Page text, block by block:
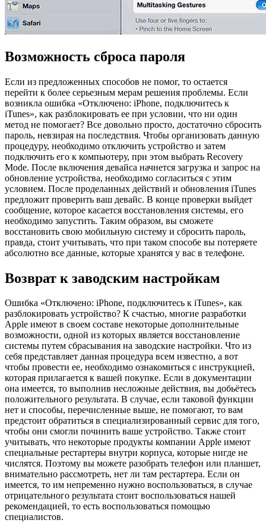
Возможность сброса пароля
Если из предложенных способов не помог, то остается
перейти к более серьезным мерам решения проблемы. Если
возникла ошибка «Отключено: iPhone, подключитесь к
iTunes», как разблокировать ее при условии, что ни один
метод не помогает? Все довольно просто, достаточно сбросить
пароль, невзирая на последствия. Чтобы организовать данную
процедуру, необходимо отключить устройство и затем
подключить его к компьютеру, при этом выбрать Recovery
Mode. После включения девайса начнется загрузка и запрос на
обновление устройства, необходимо согласиться с этим
условием. После проделанных действий и обновления iTunes
предложит проверить ваш девайс. В конце проверки выйдет
сообщение, которое касается восстановления системы, его
необходимо запустить. Таким образом, вы сможете
восстановить свою мобильную систему и сбросить пароль,
правда, стоит учитывать, что при таком способе вы потеряете
абсолютно все данные, которые хранятся у вас в телефоне.
Возврат к заводским настройкам
Ошибка «Отключено: iPhone, подключитесь к iTunes», как
разблокировать устройство? К счастью, многие разработки
Apple имеют в своем составе некоторые дополнительные
возможности, одной из которых является восстановление
системы путем сбрасывания на заводские настройки. Что из
себя представляет данная процедура всем известно, а вот
чтобы провести ее, необходимо ознакомиться с инструкцией,
которая прилагается к вашей покупке. Если в документации
она имеется, то выполнив несложные действия, вы добьётесь
положительного результата. В случае, если таковой функции
нет и способы, перечисленные выше, не помогают, то вам
предстоит обратиться в специализированный сервис для того,
чтобы они смогли починить ваше устройство. Также стоит
учитывать, что некоторые продукты компании Apple имеют
специальные рестартеры внутри корпуса, которые нигде не
числятся. Поэтому вы можете разобрать телефон или планшет,
внимательно рассмотреть, нет ли там рестартера. Если он
имеется, то им непременно нужно воспользоваться, в случае
отрицательного результата стоит воспользоваться нашей
рекомендацией, то есть воспользоваться помощью
специалистов.